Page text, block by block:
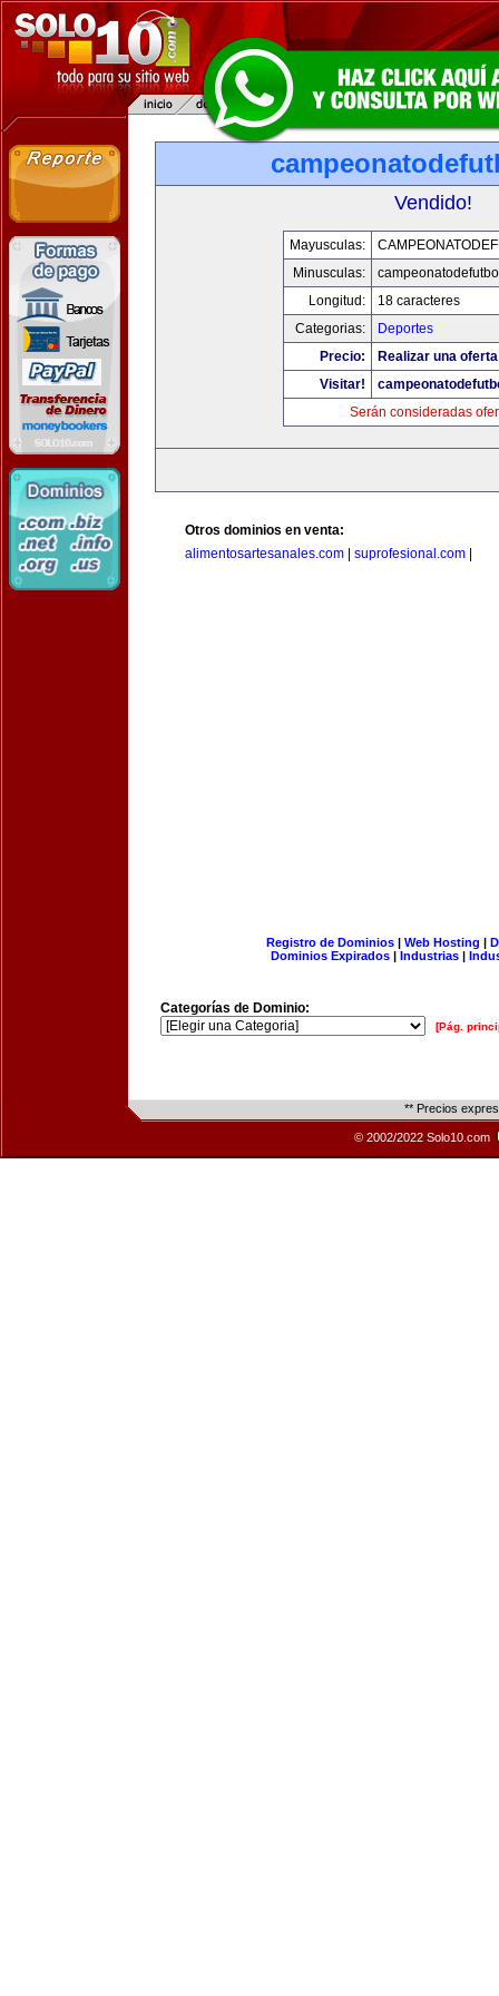
Vendido!
Mayusculas:
Minusculas:
Longitud:
18 caracteres
Categorias:
Deportes
Precio:
Realizar una
Visitar!
Serán consideradas
Otros dominios en venta:
alimentosartesanales.com
suprofesional.com
Registro de Dominios| Web Hosting |
Dominios Expirados | Industrias |
Categorías de Dominio:
[Pág.
** Precios
© 2002/2022 Solo10.com